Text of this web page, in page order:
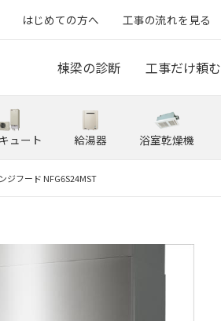
はじめての方へ 工事の流れを見る
棟梁の診断 工事だけ頼む
ュート 給湯器 浴室乾燥機
ジフード NFG6S24MST